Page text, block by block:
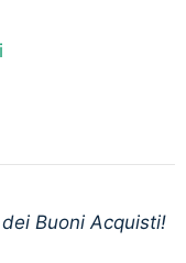
Buoni Acquisti!